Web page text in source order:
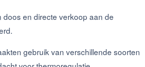
en directe verkoop aan de
gebruik van verschillende soorten